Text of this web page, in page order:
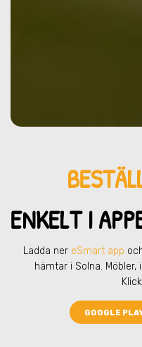
ENKELT I
Ladda ner eSmart app
hämtar i Solna.
GOOGLE